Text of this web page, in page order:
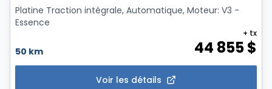
Platine Traction intégrale, Automatique, Moteur: V3 -
Essence
50 km 44 855$
+ tx
Voir les détails